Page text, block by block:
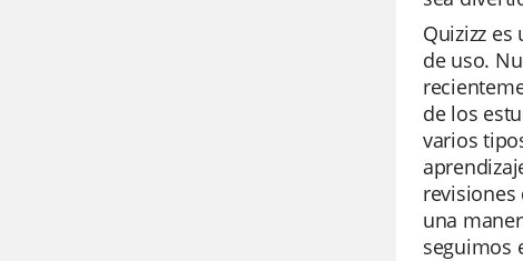
Quizizz
de uso.
de los
varios
una
seguimos